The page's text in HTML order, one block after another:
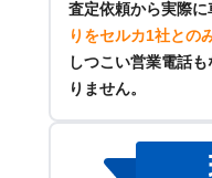
査定依頼から実際に
りをセルカ1社との
しつこい営業電話
りません。